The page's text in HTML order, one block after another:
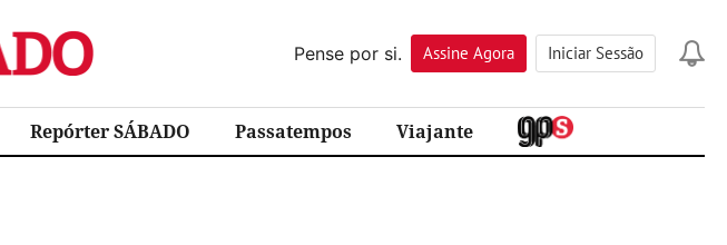
Pense por si.
Assine Agora Iniciar Sessão
Repórter SÁBADO Passatempos Viajante